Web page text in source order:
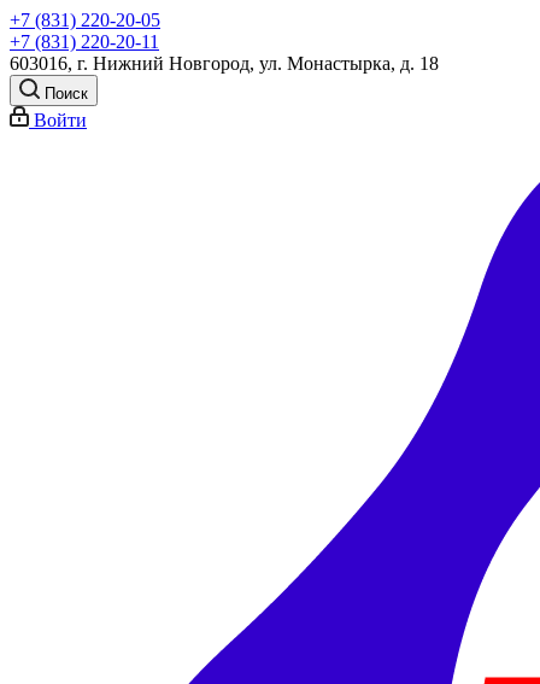
+7 (831) 220-20-05
+7 (831) 220-20-11
603016, г. Нижний Новгород, ул. Монастырка, д. 18
Поиск
Войти